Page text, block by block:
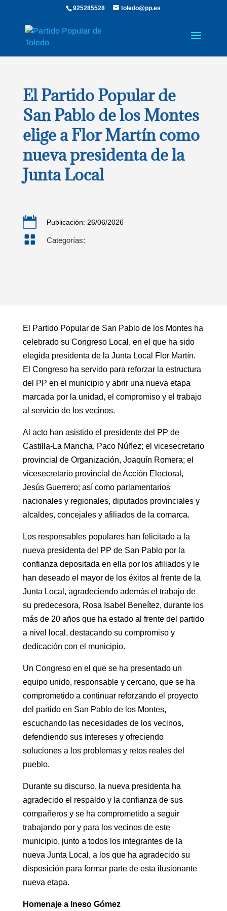
925285528 toledo@pp.es
El Partido Popular de
San Pablo de los Montes
elige a Flor Martín como
nueva presidenta de la
Junta Local
 Publicación: 26/06/2026
 Categorías:
El Partido Popular de San Pablo de los Montes ha
celebrado su Congreso Local, en el que ha sido
elegida presidenta de la Junta Local Flor Martín.
El Congreso ha servido para reforzar la estructura
del PP en el municipio y abrir una nueva etapa
marcada por la unidad, el compromiso y el trabajo
al servicio de los vecinos.
Al acto han asistido el presidente del PP de
Castilla-La Mancha, Paco Núñez; el vicesecretario
provincial de Organización, Joaquín Romera; el
vicesecretario provincial de Acción Electoral,
Jesús Guerrero; así como parlamentarios
nacionales y regionales, diputados provinciales y
alcaldes, concejales y afiliados de la comarca.
Los responsables populares han felicitado a la
nueva presidenta del PP de San Pablo por la
confianza depositada en ella por los afiliados y le
han deseado el mayor de los éxitos al frente de la
Junta Local, agradeciendo además el trabajo de
su predecesora, Rosa Isabel Beneítez, durante los
más de 20 años que ha estado al frente del partido
a nivel local, destacando su compromiso y
dedicación con el municipio.
Un Congreso en el que se ha presentado un
equipo unido, responsable y cercano, que se ha
comprometido a continuar reforzando el proyecto
del partido en San Pablo de los Montes,
escuchando las necesidades de los vecinos,
defendiendo sus intereses y ofreciendo
soluciones a los problemas y retos reales del
pueblo.
Durante su discurso, la nueva presidenta ha
agradecido el respaldo y la confianza de sus
compañeros y se ha comprometido a seguir
trabajando por y para los vecinos de este
municipio, junto a todos los integrantes de la
nueva Junta Local, a los que ha agradecido su
disposición para formar parte de esta ilusionante
nueva etapa.
Homenaje a Ineso Gómez